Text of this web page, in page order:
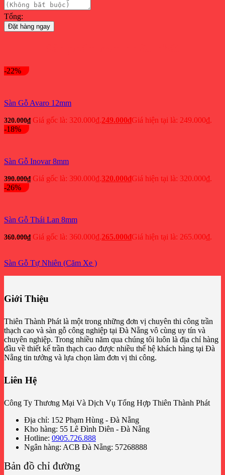
Tổng:
Đặt hàng ngay
-22%
Sàn Gỗ Avaro 12mm
320.000₫ Giá gốc là: 320.000₫.249.000₫Giá hiện tại là: 249.000₫.
-18%
Sàn Gỗ Inovar 8mm
390.000₫ Giá gốc là: 390.000₫.320.000₫Giá hiện tại là: 320.000₫.
-26%
Sàn Gỗ Thái Lan 8mm
360.000₫ Giá gốc là: 360.000₫.265.000₫Giá hiện tại là: 265.000₫.
Sàn Gỗ Tự Nhiên (Căm Xe )
Giới Thiệu
Thiên Thành Phát là một trong những đơn vị chuyên thi công trần
thạch cao và sàn gỗ công nghiệp tại Đà Nẵng vô cùng uy tín và
chuyên nghiệp. Trong nhiều năm qua chúng tôi luôn là địa chỉ hàng
đầu về thiết kế trần thạch cao được nhiều thế hệ khách hàng tại Đà
Nẵng tin tưởng và lựa chọn làm đơn vị thi công.
Liên Hệ
Công Ty Thương Mại Và Dịch Vụ Tổng Hợp Thiên Thành Phát
Địa chỉ: 152 Phạm Hùng - Đà Nẵng
Kho hàng: 55 Lê Đình Diên - Đà Nẵng
Hotline: 0905.726.888
Ngân hàng: ACB Đà Nẵng: 57268888
Bản đồ chỉ đường